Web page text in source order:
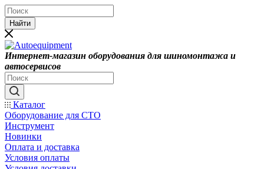
Найти
Интернет-магазин оборудования для шиномонтажа и
автосервисов
Каталог
Оборудование для СТО
Инструмент
Новинки
Оплата и доставка
Условия оплаты